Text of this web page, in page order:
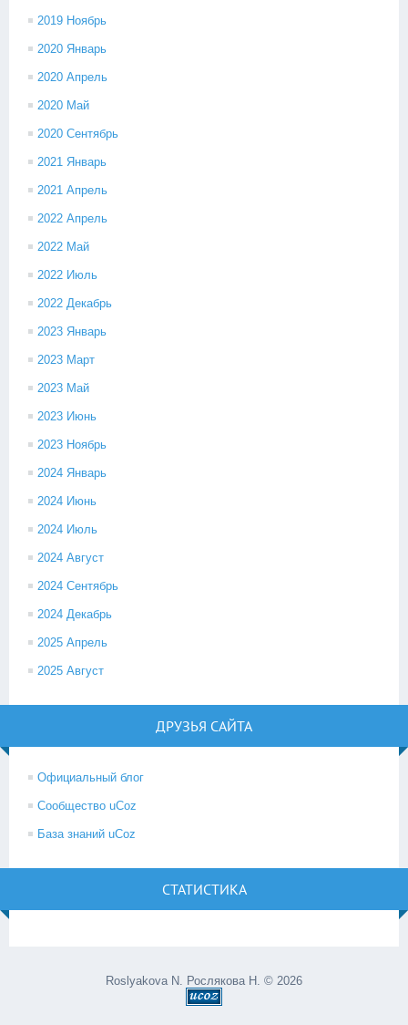
2019 Ноябрь
2020 Январь
2020 Апрель
2020 Май
2020 Сентябрь
2021 Январь
2021 Апрель
2022 Апрель
2022 Май
2022 Июль
2022 Декабрь
2023 Январь
2023 Март
2023 Май
2023 Июнь
2023 Ноябрь
2024 Январь
2024 Июнь
2024 Июль
2024 Август
2024 Сентябрь
2024 Декабрь
2025 Апрель
2025 Август
ДРУЗЬЯ САЙТА
Официальный блог
Сообщество uCoz
База знаний uCoz
СТАТИСТИКА
Roslyakova N. Рослякова Н. © 2026